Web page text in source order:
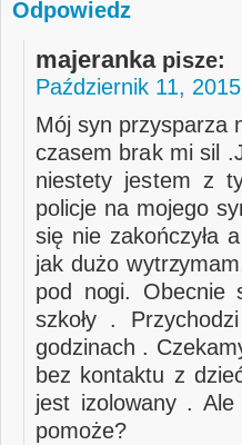
Odpowiedz
majeranka pisze:
Październik 11,
Mój syn przysparza
czasem brak mi sil
niestety jestem z
policje na mojego
się nie zakończyła
jak dużo
pod nogi. Obecnie
szkoły .
godzinach .
bez kontaktu z
jest izolowany .
pomoże?